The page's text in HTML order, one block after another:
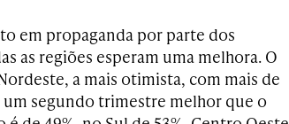
em propaganda por parte dos
as regiões esperam uma melhora. O
a mais otimista, com mais de
segundo trimestre melhor que o